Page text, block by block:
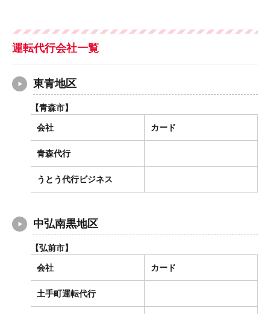
運転代行会社一覧
東青地区
【青森市】
会社 カード
青森代行
うとう代行ビジネス
中弘南黒地区
【弘前市】
会社 カード
土手町運転代行